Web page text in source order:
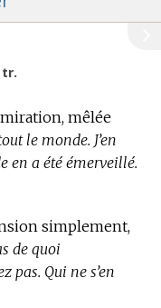
tr.
mêlée
le monde. J’en
en a été émerveillé.
simplement,
de quoi
pas. Qui ne s’en